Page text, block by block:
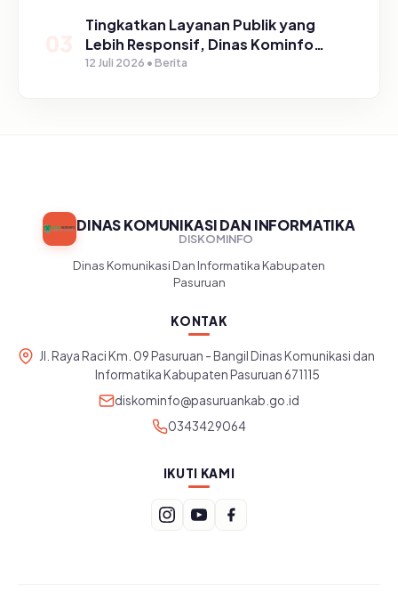
Tingkatkan Layanan Publik yang
Lebih Responsif, Dinas Kominfo
Gelar Sosialisasi SP4N Lapor di
12 Juli 2026 • Berita
DINAS KOMUNIKASI DAN INFORMATIKA
DISKOMINFO
Dinas Komunikasi Dan Informatika Kabupaten
Pasuruan
KONTAK
Jl. Raya Raci Km. 09 Pasuruan - Bangil Dinas Komunikasi dan
Informatika Kabupaten Pasuruan 671115
diskominfo@pasuruankab.go.id
0343429064
IKUTI KAMI